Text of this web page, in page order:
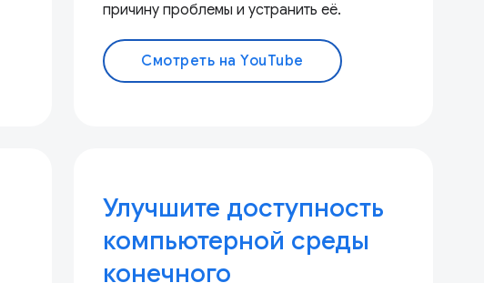
причину проблемы и устранить её.
Смотреть на YouTube
Улучшите доступность
компьютерной среды
конечного